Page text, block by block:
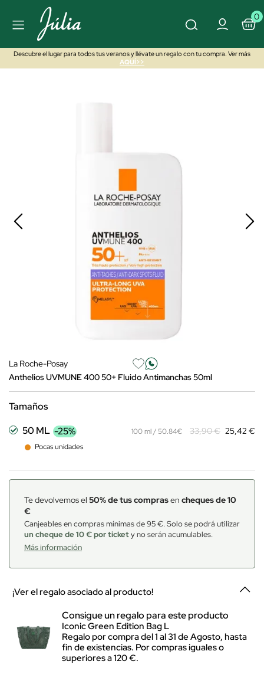
0
Descubre el lugar para todos tus veranos y llévate un regalo con tu compra. Ver más
AQUÍ>>
La Roche-Posay
Anthelios UVMUNE 400 50+ Fluido Antimanchas 50ml
Tamaños
50 ML -25%
Pocas unidades
100 ml / 50.84€ 33,90 € 25,42 €
Te devolvemos el 50% de tus comprasen cheques de 10
€
Canjeables en compras mínimas de 95 €. Solo se podrá utilizar
un cheque de 10 € por tickety no serán acumulables.
Más información
¡Ver el regalo asociado al producto!
Consigue un regalo para este producto
Iconic Green Edition Bag L
Regalo por compra del 1 al 31 de Agosto, hasta
fin de existencias. Por compras iguales o
superiores a 120 €.